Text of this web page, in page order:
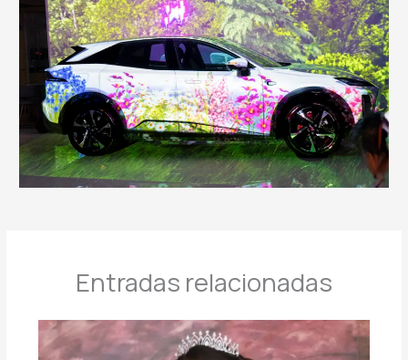
Entradas relacionadas